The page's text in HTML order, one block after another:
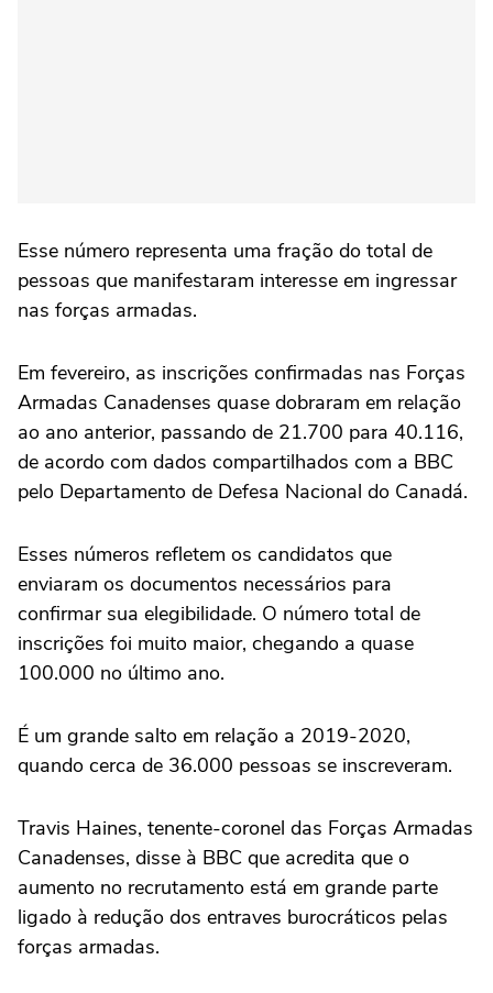
Esse número representa uma fração do total de
pessoas que manifestaram interesse em ingressar
nas forças armadas.
Em fevereiro, as inscrições confirmadas nas Forças
Armadas Canadenses quase dobraram em relação
ao ano anterior, passando de 21.700 para 40.116,
de acordo com dados compartilhados com a BBC
pelo Departamento de Defesa Nacional do Canadá.
Esses números refletem os candidatos que
enviaram os documentos necessários para
confirmar sua elegibilidade. O número total de
inscrições foi muito maior, chegando a quase
100.000 no último ano.
É um grande salto em relação a 2019-2020,
quando cerca de 36.000 pessoas se inscreveram.
Travis Haines, tenente-coronel das Forças Armadas
Canadenses, disse à BBC que acredita que o
aumento no recrutamento está em grande parte
ligado à redução dos entraves burocráticos pelas
forças armadas.